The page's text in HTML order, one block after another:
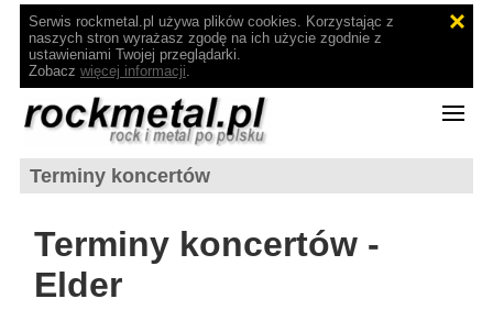
Serwis rockmetal.pl używa plików cookies. Korzystając z
naszych stron wyrażasz zgodę na ich użycie zgodnie z
ustawieniami Twojej przeglądarki.
Zobacz więcej informacji.
Terminy koncertów
Terminy koncertów -
Elder